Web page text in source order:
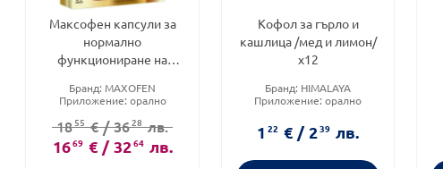
Максофен капсули за
нормално
функциониране на
система х30 Vitagold
Бранд: MAXOFEN
Приложение: орално
1855 € / 3628 лв.
1669 € / 3264 лв.
Кофол за гърло и
кашлица /мед и лимон/
х12
Бранд: HIMALAYA
Приложение:орално
бонбони
122 € / 239 лв.